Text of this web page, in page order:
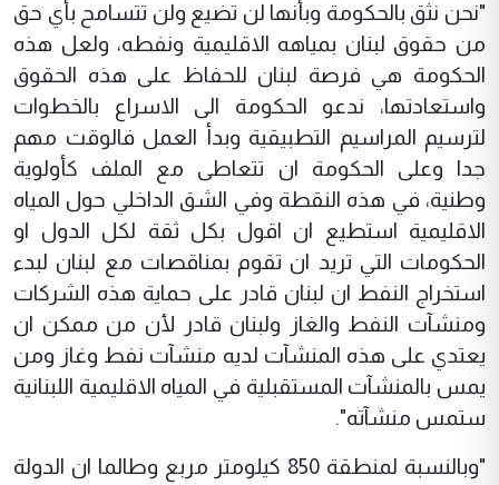
"نحن نثق بالحكومة وبأنها لن تضيع ولن تتسامح بأي حق
من حقوق لبنان بمياهه الاقليمية ونفطه، ولعل هذه
الحكومة هي فرصة لبنان للحفاظ على هذه الحقوق
واستعادتها، ندعو الحكومة الى الاسراع بالخطوات
لترسيم المراسيم التطبيقية وبدأ العمل فالوقت مهم
جدا وعلى الحكومة ان تتعاطى مع الملف كأولوية
وطنية، في هذه النقطة وفي الشق الداخلي حول المياه
الاقليمية استطيع ان اقول بكل ثقة لكل الدول او
الحكومات التي تريد ان تقوم بمناقصات مع لبنان لبدء
استخراج النفط ان لبنان قادر على حماية هذه الشركات
ومنشآت النفط والغاز ولبنان قادر لأن من ممكن ان
يعتدي على هذه المنشآت لديه منشآت نفط وغاز ومن
يمس بالمنشآت المستقبلية في المياه الاقليمية اللبنانية
ستمس منشآته".
"وبالنسبة لمنطقة 850 كيلومتر مربع وطالما ان الدولة